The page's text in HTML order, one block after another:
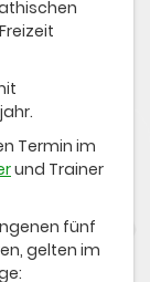
Termin im
und Trainer
fünf
gelten im